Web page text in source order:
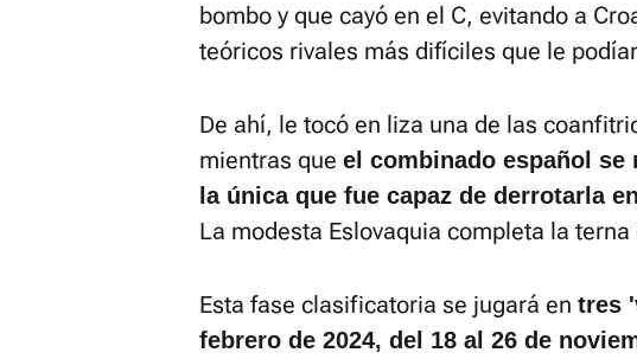
bombo y que cayó en el C, evitando a
teóricos rivales más difíciles que le
De ahí, le tocó en liza una de las
mientras que el combinado español se
la única que fue capaz de derrotarla
La modesta Eslovaquia completa la terna
Esta fase clasificatoria se jugará en tres
febrero de 2024, del 18 al 26 de